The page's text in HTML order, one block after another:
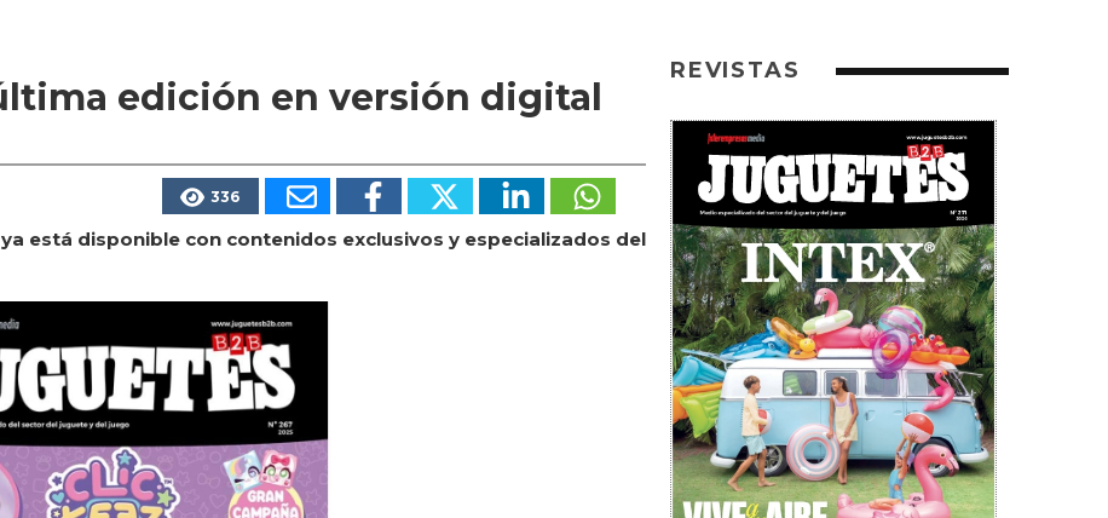
edición en versión digital
336
ya está disponible con contenidos exclusivos y especializados del
REVISTAS